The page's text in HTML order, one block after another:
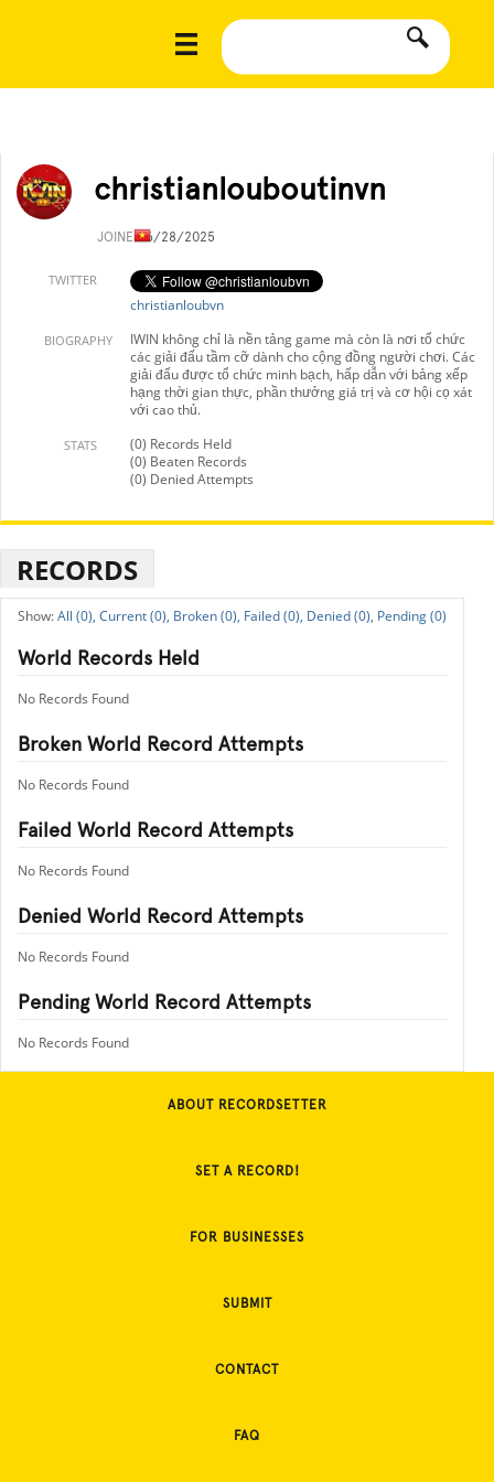
christianlouboutinvn
JOINED6/28/2025
TWITTER
christianloubvn
BIOGRAPHY
IWIN không chỉ là nền tảng game mà còn là nơi tổ chức
các giải đấu tầm cỡ dành cho cộng đồng người chơi. Các
giải đấu được tổ chức minh bạch, hấp dẫn với bảng xếp
hạng thời gian thực, phần thưởng giá trị và cơ hội cọ xát
với cao thủ.
STATS
(0) Records Held
(0) Beaten Records
(0) Denied Attempts
RECORDS
All (0), Current (0), Broken (0), Failed (0), Denied (0), Pending (0)
World Records Held
No Records Found
Broken World Record Attempts
No Records Found
Failed World Record Attempts
No Records Found
Denied World Record Attempts
No Records Found
Pending World Record Attempts
No Records Found
ABOUT RECORDSETTER
SET A RECORD!
FOR BUSINESSES
SUBMIT
CONTACT
FAQ